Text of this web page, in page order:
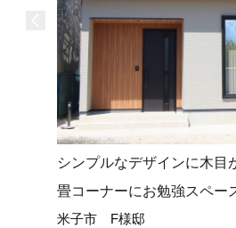
シンプルなデザインに木目
畳コーナーにお勉強スペー
米子市 F様邸